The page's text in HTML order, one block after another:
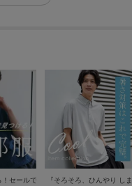
新登場！！
セールで見つける旦那服『そろそろ、ひんやり し